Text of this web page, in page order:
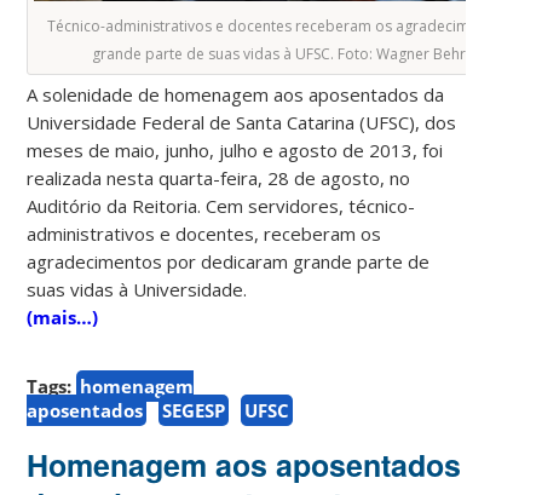
Técnico-administrativos e docentes receberam os agradecimentos
grande parte de suas vidas à UFSC. Foto: Wagner Behr/Agecom/
A solenidade de homenagem aos aposentados da
Universidade Federal de Santa Catarina (UFSC), dos
meses de maio, junho, julho e agosto de 2013, foi
realizada nesta quarta-feira, 28 de agosto, no
Auditório da Reitoria. Cem servidores, técnico-
administrativos e docentes, receberam os
agradecimentos por dedicaram grande parte de
suas vidas à Universidade.
(mais…)
Tags: homenagem
aposentados
SEGESP UFSC
Homenagem aos aposentados